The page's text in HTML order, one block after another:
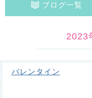
ブログ一覧
2023
バレンタイン